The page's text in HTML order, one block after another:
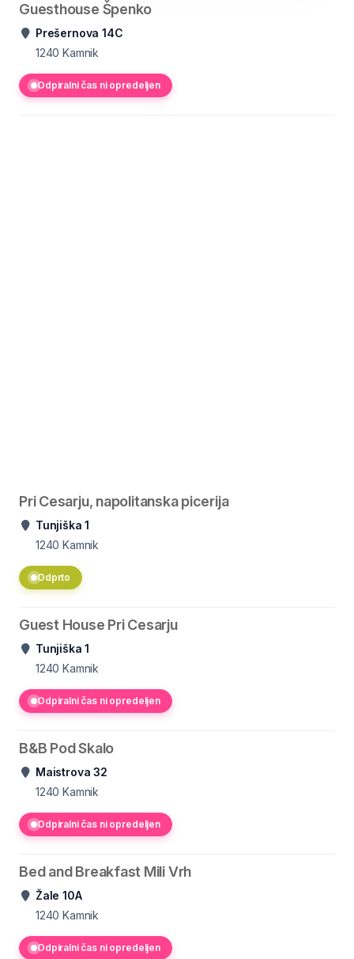
Guesthouse Špenko
Prešernova 14C
1240 Kamnik
Odpiralni čas ni opredeljen
Pri Cesarju, napolitanska picerija
Tunjiška 1
1240 Kamnik
Odprto
Guest House Pri Cesarju
Tunjiška 1
1240 Kamnik
Odpiralni čas ni opredeljen
B&B Pod Skalo
Maistrova 32
1240 Kamnik
Odpiralni čas ni opredeljen
Bed and Breakfast Mili Vrh
Žale 10A
1240 Kamnik
Odpiralni čas ni opredeljen